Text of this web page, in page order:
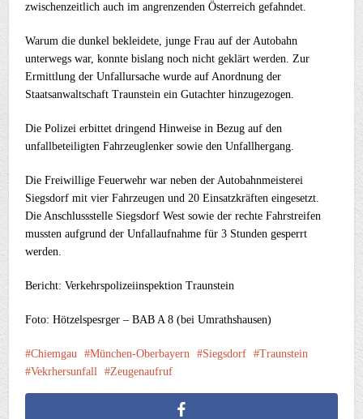
zwischenzeitlich auch im angrenzenden Österreich gefahndet.
Warum die dunkel bekleidete, junge Frau auf der Autobahn
unterwegs war, konnte bislang noch nicht geklärt werden. Zur
Ermittlung der Unfallursache wurde auf Anordnung der
Staatsanwaltschaft Traunstein ein Gutachter hinzugezogen.
Die Polizei erbittet dringend Hinweise in Bezug auf den
unfallbeteiligten Fahrzeuglenker sowie den Unfallhergang.
Die Freiwillige Feuerwehr war neben der Autobahnmeisterei
Siegsdorf mit vier Fahrzeugen und 20 Einsatzkräften eingesetzt.
Die Anschlussstelle Siegsdorf West sowie der rechte Fahrstreifen
mussten aufgrund der Unfallaufnahme für 3 Stunden gesperrt
werden.
Bericht: Verkehrspolizeiinspektion Traunstein
Foto: Hötzelspesrger – BAB A 8 (bei Umrathshausen)
Chiemgau München-Oberbayern Siegsdorf
Traunstein
Vekrhersunfall
Zeugenaufruf